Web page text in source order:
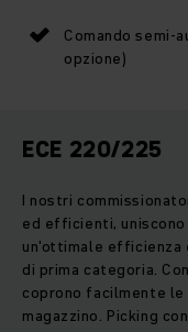
Comando semi-
opzione)
ECE 220/225
I nostri
ed efficienti,
un'ottimale efficienza
di prima categoria.
coprono facilmente
magazzino. Picking